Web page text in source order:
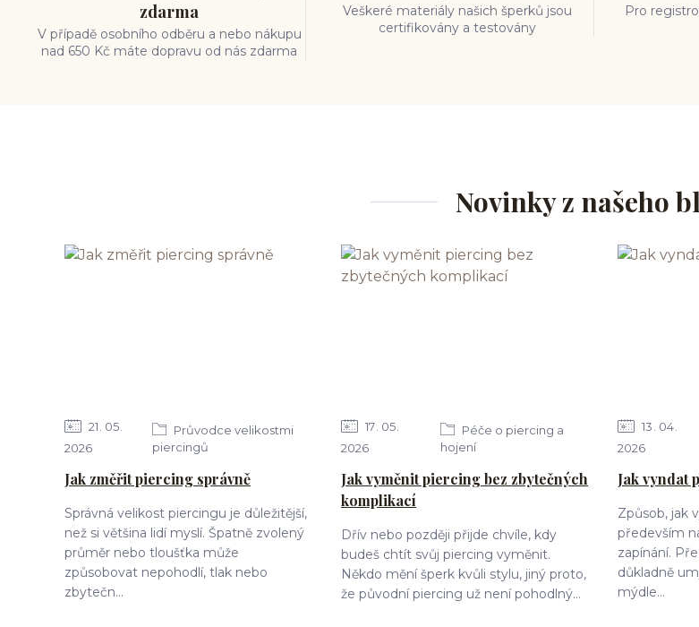
zdarma
V případě osobního odběru a nebo nákupu
nad 650 Kč máte dopravu od nás zdarma
Veškeré materiály našich šperků jsou
certifikovány a testovány
Pro
Novinky z našeho
21 05
2026
Průvodce velikostmi
piercingů
Jak změřit piercing správně
Správná velikost piercingu je důležitější,
než si většina lidí myslí. Špatně zvolený
průměr nebo tloušťka může
způsobovat nepohodlí, tlak nebo
zbytečn...
17 05
2026
Péče o piercing a
hojení
Jak vyměnit piercing bez zbytečných
komplikací
Dřív nebo později přijde chvíle, kdy
budeš chtít svůj piercing vyměnit.
Někdo mění šperk kvůli stylu, jiný proto,
že původní piercing už není pohodlný...
13 04
2026
Jak vyndat
Způsob, jak
především
zapínání.
důkladně
mýdle...